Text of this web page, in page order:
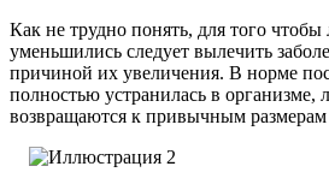
Как не трудно понять, для того
уменьшились следует вылечить
причиной их увеличения. В норме
полностью устранилась в организме,
возвращаются к привычным размерам